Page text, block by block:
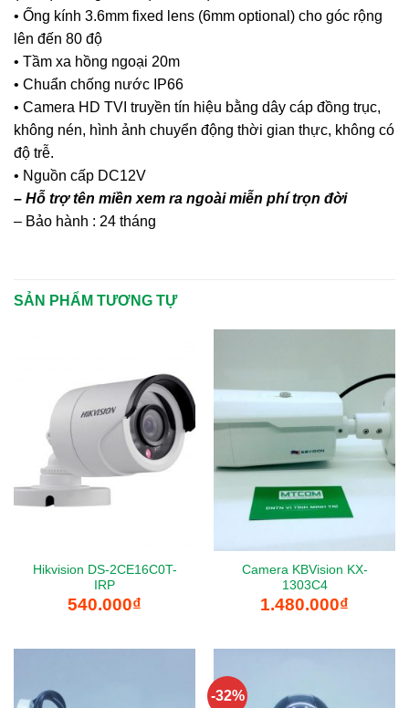
• Ống kính 3.6mm fixed lens (6mm optional) cho góc rộng
lên đến 80 độ
• Tầm xa hồng ngoại 20m
• Chuẩn chống nước IP66
• Camera HD TVI truyền tín hiệu bằng dây cáp đồng trục,
không nén, hình ảnh chuyển động thời gian thực, không có
độ trễ.
• Nguồn cấp DC12V
– Hỗ trợ tên miền xem ra ngoài miễn phí trọn đời
– Bảo hành : 24 tháng
SẢN PHẨM TƯƠNG TỰ
Hikvision DS-2CE16C0T-
IRP
540.000₫
Camera KBVision KX-
1303C4
1.480.000₫
-32%